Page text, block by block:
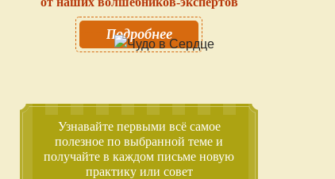
Подробнее
Узнавайте первыми всё самое
полезное по выбранной теме и
получайте в каждом письме новую
практику или совет